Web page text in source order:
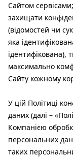
Сайтом
захищати
(відомостей чи
яка
максимально
Сайту кожному
У цій Політиці
даних (далі –
Компанією
персональних
таких